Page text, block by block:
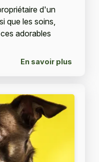
d'un
que les soins,
adorables
En savoir plus